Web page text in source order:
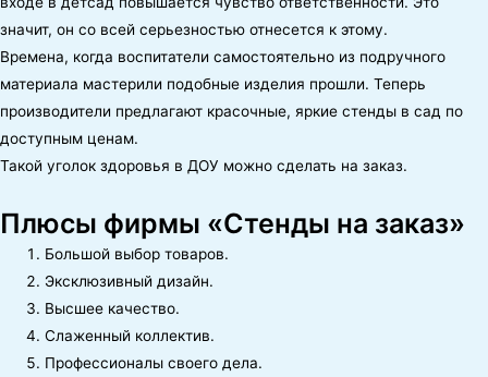
значит, он со всей серьезностью отнесется к этому.
Времена, когда воспитатели самостоятельно из подручного
материала мастерили подобные изделия прошли. Теперь
производители предлагают красочные, яркие стенды в сад по
доступным ценам.
Такой уголок здоровья в ДОУ можно сделать на заказ.
Плюсы фирмы «Стенды на заказ»
Большой выбор товаров.
Эксклюзивный дизайн.
Высшее качество.
Слаженный коллектив.
Профессионалы своего дела.